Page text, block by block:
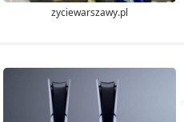
zyciewarszawy.pl